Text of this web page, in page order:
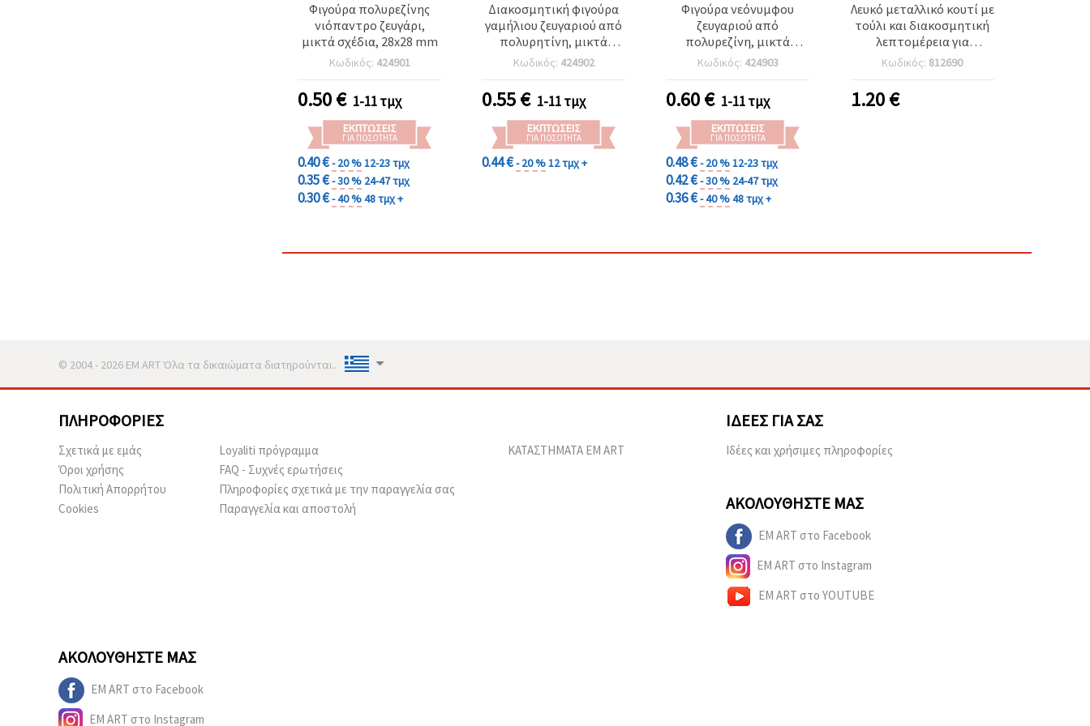
Φιγούρα πολυρεζίνης
νιόπαντρο ζευγάρι,
μικτά σχέδια, 28x28 mm
Κωδικός: 424901
0.50€ 1-11 τμχ
ΕΚΠΤΏΣΕΙΣ
ΓΙΑ ΠΟΣΌΤΗΤΑ
0.40 €- 20 %12-23 τμχ
0.35 €- 30 % 24-47 τμχ
0.30 €- 40 %48 τμχ +
Διακοσμητική φιγούρα
γαμήλιου ζευγαριού από
πολυρητίνη, μικτά
σχέδια, 50x30 mm
Κωδικός: 424902
0.55€ 1-11 τμχ
ΕΚΠΤΏΣΕΙΣ
ΓΙΑ ΠΟΣΌΤΗΤΑ
0.44 €- 20 %12 τμχ +
Φιγούρα νεόνυμφου
ζευγαριού από
πολυρεζίνη, μικτά
σχέδια, 55x25 mm
Κωδικός: 424903
0.60€ 1-11 τμχ
ΕΚΠΤΏΣΕΙΣ
ΓΙΑ ΠΟΣΌΤΗΤΑ
0.48 €- 20 %12-23 τμχ
0.42 €- 30 % 24-47 τμχ
0.36 €- 40 %48 τμχ +
Λευκό μεταλλικό κουτί με
τούλι και διακοσμητική
λεπτομέρεια για
γιορτινή διακόσμηση &
μπομπονιέρες γάμου,
90×50×50 mm
Κωδικός: 812690
1.20€
© 2004 - 2026 EM ART Όλα τα δικαιώματα διατηρούνται..
ΠΛΗΡΟΦΟΡΊΕΣ
Σχετικά με εμάς
Όροι χρήσης
Πολιτική Απορρήτου
Cookies
Loyaliti πρόγραμμα
FAQ - Συχνές ερωτήσεις
Πληροφορίες σχετικά με την παραγγελία σας
Παραγγελία και αποστολή
ΚΑΤΑΣΤΗΜΑΤΑ EM ART
ΙΔΈΕΣ ΓΙΑ ΣΑΣ
Ιδέες και χρήσιμες πληροφορίες
ΑΚΟΛΟΥΘΉΣΤΕ ΜΑΣ
EM ART στο Facebook
EM ART στο Instagram
EM ART στο YOUTUBE
ΑΚΟΛΟΥΘΉΣΤΕ ΜΑΣ
EM ART στο Facebook
EM ART στο Instagram